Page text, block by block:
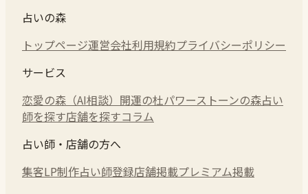
占いの森
トップページ運営会社利用規約プライバシーポリシー
サービス
恋愛の森（AI相談） 開運の杜パワーストーンの森占い
師を探す店舗を探すコラム
占い師・店舗の方へ
集客LP制作占い師登録店舗掲載プレミアム掲載